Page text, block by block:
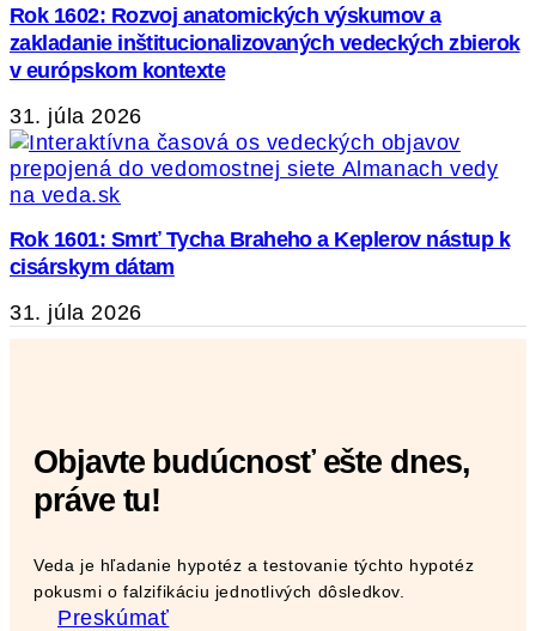
Rok 1602: Rozvoj anatomických výskumov a
zakladanie inštitucionalizovaných vedeckých zbierok
v európskom kontexte
31. júla 2026
Rok 1601: Smrť Tycha Braheho a Keplerov nástup k
cisárskym dátam
31. júla 2026
Objavte budúcnosť ešte dnes,
práve tu!
Veda je hľadanie hypotéz a testovanie týchto hypotéz
pokusmi o falzifikáciu jednotlivých dôsledkov.
Preskúmať